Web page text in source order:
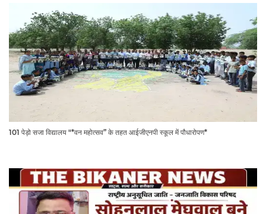
101 पेड़ो सजा विद्यालय "*वन महोत्सव” के तहत आईजीएनपी स्कूल में पौधारोपण*